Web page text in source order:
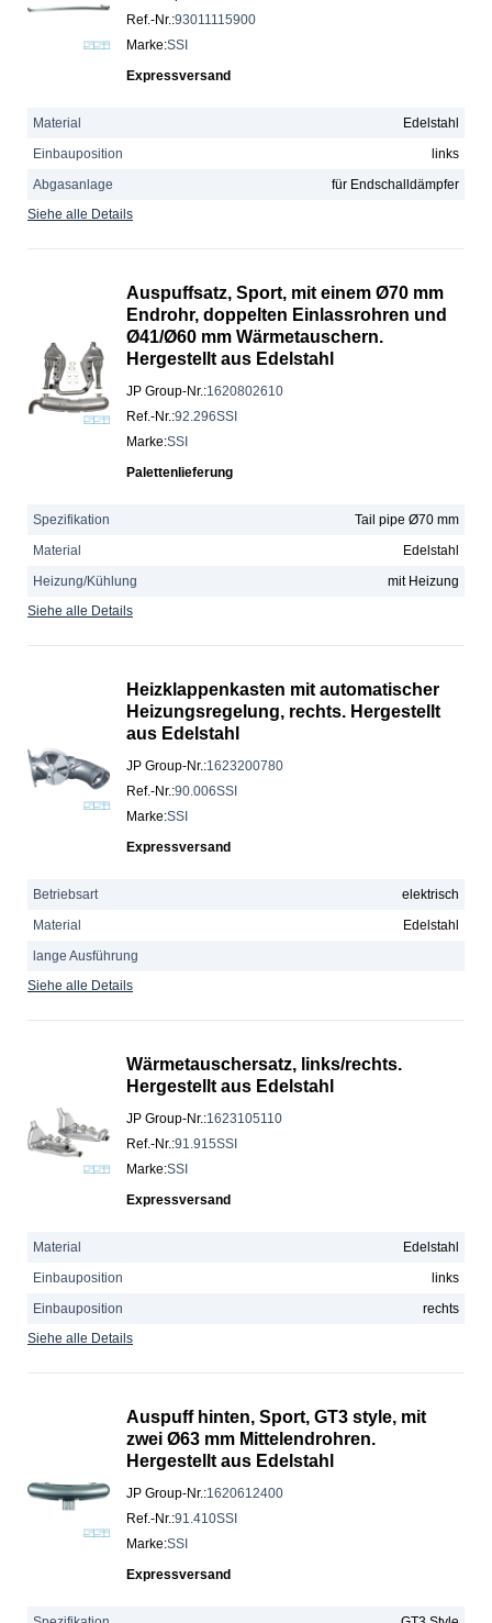
Ref.-Nr.:93011115900
Marke:SSI
Expressversand
Material
Edelstahl
Einbauposition
links
Abgasanlage
für Endschalldämpfer
Siehe alle Details
Auspuffsatz, Sport, mit einem Ø70 mm
Endrohr, doppelten Einlassrohren und
Ø41/Ø60 mm Wärmetauschern.
Hergestellt aus Edelstahl
JP Group-Nr.:1620802610
Ref.-Nr.:92.296SSI
Marke:SSI
Palettenlieferung
Spezifikation
Tail pipe Ø70 mm
Material
Edelstahl
Heizung/Kühlung
mit Heizung
Siehe alle Details
Heizklappenkasten mit automatischer
Heizungsregelung, rechts. Hergestellt
aus Edelstahl
JP Group-Nr.:1623200780
Ref.-Nr.:90.006SSI
Marke:SSI
Expressversand
Betriebsart
elektrisch
Material
Edelstahl
lange Ausführung
Siehe alle Details
Wärmetauschersatz, links/rechts.
Hergestellt aus Edelstahl
JP Group-Nr.:1623105110
Ref.-Nr.:91.915SSI
Marke:SSI
Expressversand
Material
Edelstahl
Einbauposition
links
Einbauposition
rechts
Siehe alle Details
Auspuff hinten, Sport, GT3 style, mit
zwei Ø63 mm Mittelendrohren.
Hergestellt aus Edelstahl
JP Group-Nr.:1620612400
Ref.-Nr.:91.410SSI
Marke:SSI
Expressversand